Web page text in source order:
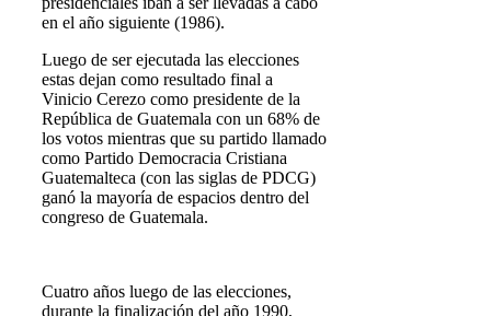
en el año siguiente (1986).
Luego de ser ejecutada las elecciones
estas dejan como resultado final a
Vinicio Cerezo como presidente de la
República de Guatemala con un 68% de
los votos mientras que su partido llamado
como Partido Democracia Cristiana
Guatemalteca (con las siglas de PDCG)
ganó la mayoría de espacios dentro del
congreso de Guatemala.
Cuatro años luego de las elecciones,
durante la finalización del año 1990,